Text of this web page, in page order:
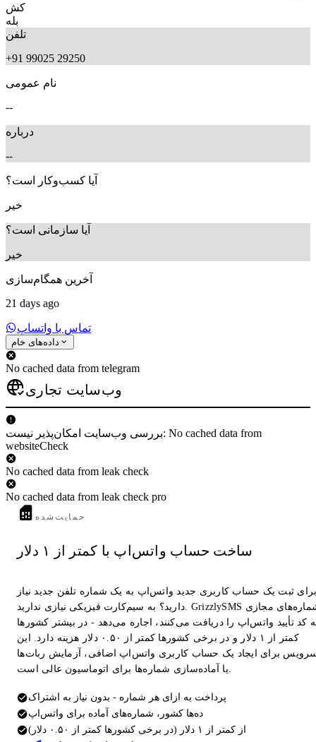
کش
بله
تلفن
+91 99025 29250
نام عمومی
--
درباره
--
آیا کسب‌وکار است؟
خیر
آیا سازمانی است؟
خیر
آخرین همگام‌سازی
21 days ago
تماس با واتساپ
داده‌های خام
No cached data from telegram
وب‌سایت تجاری
بررسی وب‌سایت امکان‌پذیر نیست: No cached data from
websiteCheck
No cached data from leak check
No cached data from leak check pro
حمایت‌شده
ساخت حساب واتس‌اپ با کمتر از ۱ دلار
ثبت یک حساب کاربری جدید واتس‌اپ به یک شماره تلفن جدید نیاز
دارید؟ به سیم‌کارت فیزیکی نیازی ندارید. GrizzlySMS شماره‌های مجازی
کد تأیید واتس‌اپ را دریافت می‌کنند، اجاره می‌دهد - در بیشتر کشورها
کمتر از ۱ دلار و در برخی کشورها کمتر از ۰.۵۰ دلار هزینه دارد. این
برای ایجاد یک حساب کاربری واتس‌اپ اضافی، آزمایش ربات‌ها
یا آماده‌سازی شماره‌ها برای اتوماسیون عالی است.
پرداخت به ازای هر شماره - بدون نیاز به اشتراک
ده‌ها کشور، شماره‌های آماده برای واتس‌اپ
از کمتر از ۱ دلار (در برخی کشورها کمتر از ۰.۵۰ دلار)